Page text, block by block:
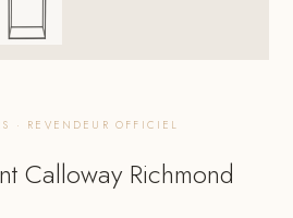
· REVENDEUR OFFICIEL
Calloway Richmond